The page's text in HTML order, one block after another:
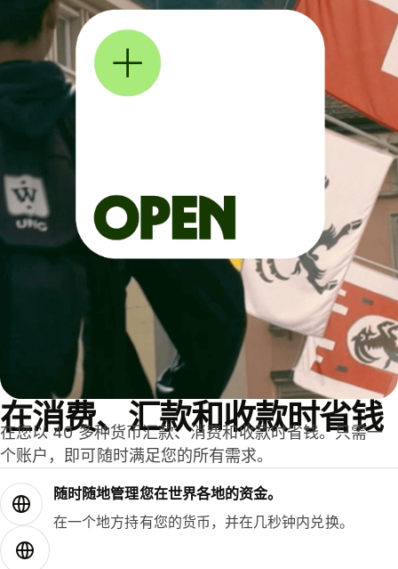
在消费、汇款和收款时省钱
在您以 40 多种货币汇款、消费和收款时省钱。只需一
个账户，即可随时满足您的所有需求。
随时随地管理您在世界各地的资金。
在一个地方持有您的货币，并在几秒钟内兑换。